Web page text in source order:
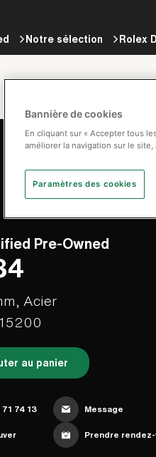
Notre sélection Rolex
Pre-Owned
Acier
au panier
74 13 Message
Prendre
Bannière de cookies
En cliquant sur « Accepter tous
améliorer la navigation sur le
Paramètres des cookies